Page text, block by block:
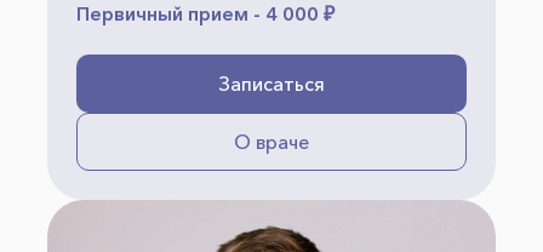
Первичный прием - 4 000 ₽
Записаться
О враче